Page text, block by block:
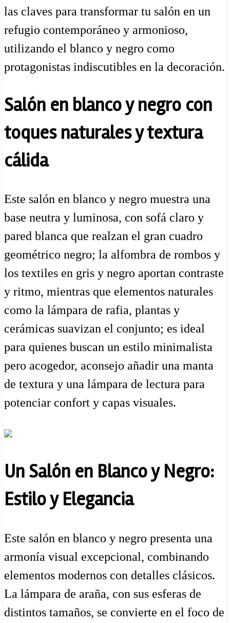
las claves para transformar tu salón en un
refugio contemporáneo y armonioso,
utilizando el blanco y negro como
protagonistas indiscutibles en la decoración.
Salón en blanco y negro con
toques naturales y textura
cálida
Este salón en blanco y negro muestra una
base neutra y luminosa, con sofá claro y
pared blanca que realzan el gran cuadro
geométrico negro; la alfombra de rombos y
los textiles en gris y negro aportan contraste
y ritmo, mientras que elementos naturales
como la lámpara de rafia, plantas y
cerámicas suavizan el conjunto; es ideal
para quienes buscan un estilo minimalista
pero acogedor, aconsejo añadir una manta
de textura y una lámpara de lectura para
potenciar confort y capas visuales.
Un Salón en Blanco y Negro:
Estilo y Elegancia
Este salón en blanco y negro presenta una
armonía visual excepcional, combinando
elementos modernos con detalles clásicos.
La lámpara de araña, con sus esferas de
distintos tamaños, se convierte en el foco de